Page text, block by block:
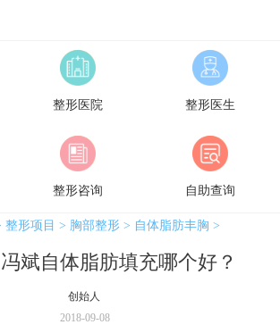
整形医院 整形医生
整形咨询 自助查询
整形项目 > 胸部整形> 自体脂肪丰胸 >
斌自体脂肪填充哪个好？
创始人
2018-09-08